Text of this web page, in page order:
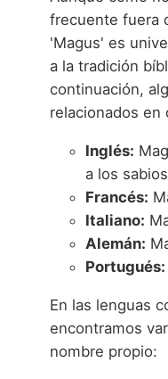
frecuente fuera
'Magus' es
a la tradición
continuación,
relacionados en
Inglés:
a los
Francés:
Italiano:
Alemán:
Portugués:
En las lenguas
encontramos
nombre propio: